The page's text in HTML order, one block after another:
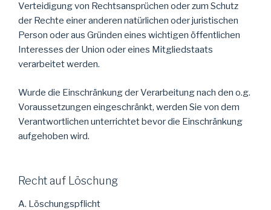
Verteidigung von Rechtsansprüchen oder zum Schutz
der Rechte einer anderen natürlichen oder juristischen
Person oder aus Gründen eines wichtigen öffentlichen
Interesses der Union oder eines Mitgliedstaats
verarbeitet werden.
Wurde die Einschränkung der Verarbeitung nach den o.g.
Voraussetzungen eingeschränkt, werden Sie von dem
Verantwortlichen unterrichtet bevor die Einschränkung
aufgehoben wird.
Recht auf Löschung
A. Löschungspflicht